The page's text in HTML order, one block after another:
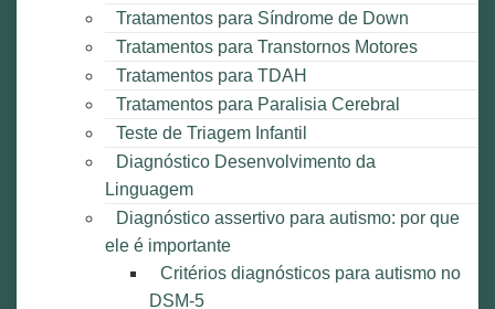
Tratamentos para Síndrome de Down
Tratamentos para Transtornos Motores
Tratamentos para TDAH
Tratamentos para Paralisia Cerebral
Teste de Triagem Infantil
Diagnóstico Desenvolvimento da
Linguagem
Diagnóstico assertivo para autismo: por que
ele é importante
Critérios diagnósticos para autismo no
DSM-5